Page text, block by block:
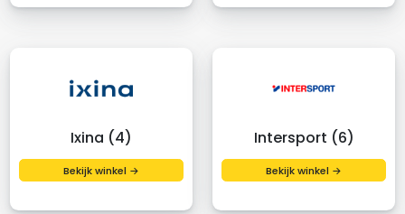
Ixina (4)
Bekijk winkel →
Intersport (6)
Bekijk winkel →